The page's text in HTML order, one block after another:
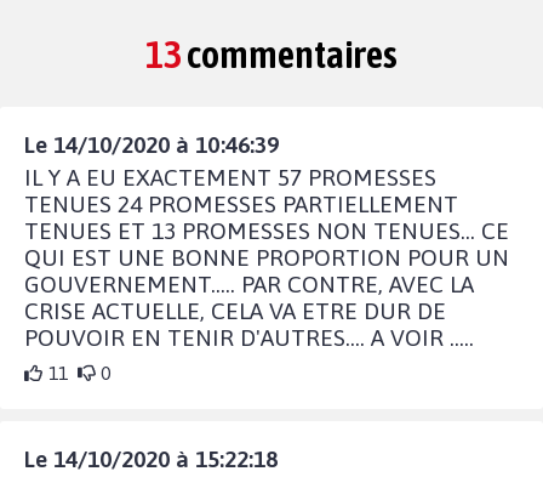
13commentaires
Le 14/10/2020 à 10:46:39
IL Y A EU EXACTEMENT 57 PROMESSES
TENUES 24 PROMESSES PARTIELLEMENT
TENUES ET 13 PROMESSES NON TENUES... CE
QUI EST UNE BONNE PROPORTION POUR UN
GOUVERNEMENT..... PAR CONTRE, AVEC LA
CRISE ACTUELLE, CELA VA ETRE DUR DE
POUVOIR EN TENIR D'AUTRES.... A VOIR .....
11 0
Le 14/10/2020 à 15:22:18